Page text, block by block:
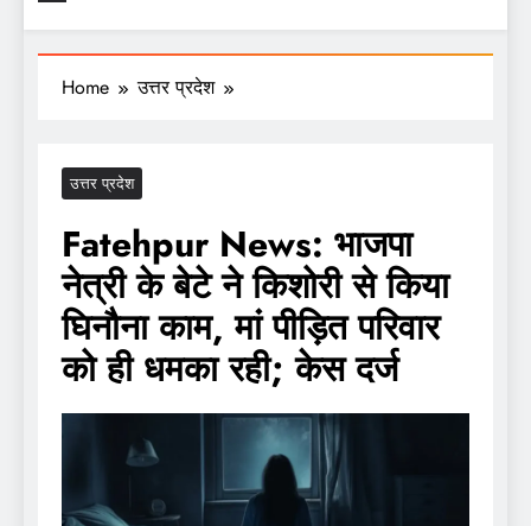
Home उत्तर प्रदेश
उत्तर प्रदेश
Fatehpur News: भाजपा
नेत्री के बेटे ने किशोरी से किया
घिनौना काम, मां पीड़ित परिवार
को ही धमका रही; केस दर्ज